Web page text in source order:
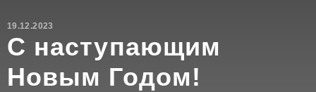
19.12.2023
С наступающим
Новым Годом!